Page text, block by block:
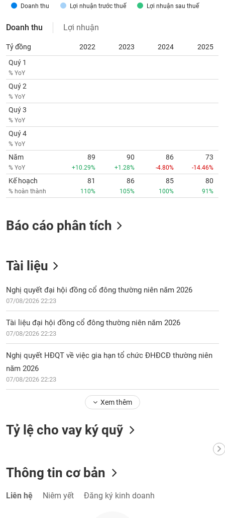
Doanh thu Lợi nhuận trước thuế Lợi nhuận sau thuế
Doanh thu Lợi nhuận
Tỷ đồng 2022 2023 2024
2025
Quý 1
% YoY
Quý 2
% YoY
Quý 3
% YoY
Quý 4
% YoY
Năm
% YoY
89
+10.29%
90
+1.28%
86
-4.80%
73
-14.46%
Kế hoạch
% hoàn thành
81
110%
86
105%
85
100%
80
91%
Báo cáo phân tích
Tài liệu
Nghị quyết đại hội đồng cổ đông thường niên năm 2026
07/08/2026 22:23
Tài liệu đại hội đồng cổ đông thường niên năm 2026
07/08/2026 22:23
Nghị quyết HĐQT về việc gia hạn tổ chức ĐHĐCĐ thường niên
năm 2026
07/08/2026 22:23
Xem thêm
Tỷ lệ cho vay ký quỹ
Thông tin cơ bản
Liên hệ Niêm yết Đăng ký kinh doanh
tác
(-)
Báo
cáo
phân
tích
(-)
Thuật
ngữ
(-)
Dịch
vụ
(-)
tạo
chính
Công
cụ
tư
thông
Dữ